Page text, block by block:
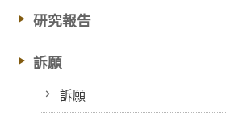
研究報告
訴願
訴願